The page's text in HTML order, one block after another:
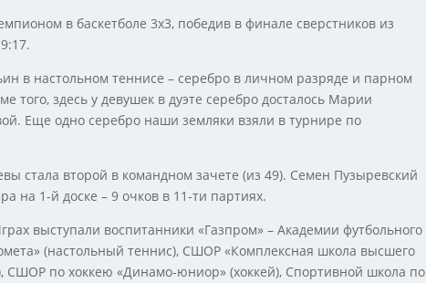
в баскетболе 3х3, победив в финале сверстников из
в настольном теннисе – серебро в личном разряде и парном
здесь у девушек в дуэте серебро досталось Марии
Еще одно серебро наши земляки взяли в турнире по
стала второй в командном зачете (из 49). Семен Пузыревский
на 1-й доске – 9 очков в 11-ти партиях.
выступали воспитанники «Газпром» – Академии футбольного
(настольный теннис), СШОР «Комплексная школа высшего
СШОР по хоккею «Динамо-юниор» (хоккей), Спортивной школа по